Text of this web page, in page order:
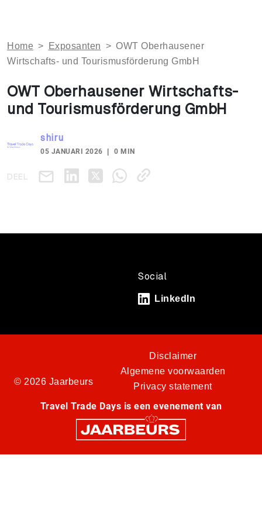
Home > Exposanten > OWT Oberhausener
Wirtschafts- und Tourismusförderung GmbH
OWT Oberhausener Wirtschafts-
und Tourismusförderung GmbH
shiru
05 JANUARI 2026 0 MIN
DEEL
Social
LinkedIn
© 2026 Jaarbeurs
Disclaimer
Algemene voorwaarden
Privacy statement
Travel Trade Days is een evenement van